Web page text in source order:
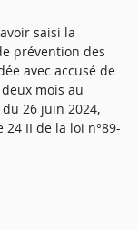
saisi la
prévention des
avec accusé de
mois au
26 juin 2024,
II de la loi n°89-